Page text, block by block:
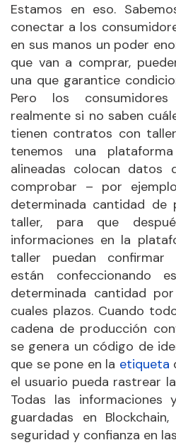
Estamos en eso.
conectar a los
en sus manos un poder
que van a comprar,
una que garantice
Pero los
realmente si no saben
tienen contratos con
tenemos una
alineadas colocan datos
comprobar – por
determinada cantidad
taller, para que
informaciones en la
taller puedan confirmar
están confeccionando
determinada cantidad
cuales plazos. Cuando
cadena de producción
se genera un código de
que se pone en la etiqueta
el usuario pueda rastrear
Todas las informaciones
guardadas en
seguridad y confianza en